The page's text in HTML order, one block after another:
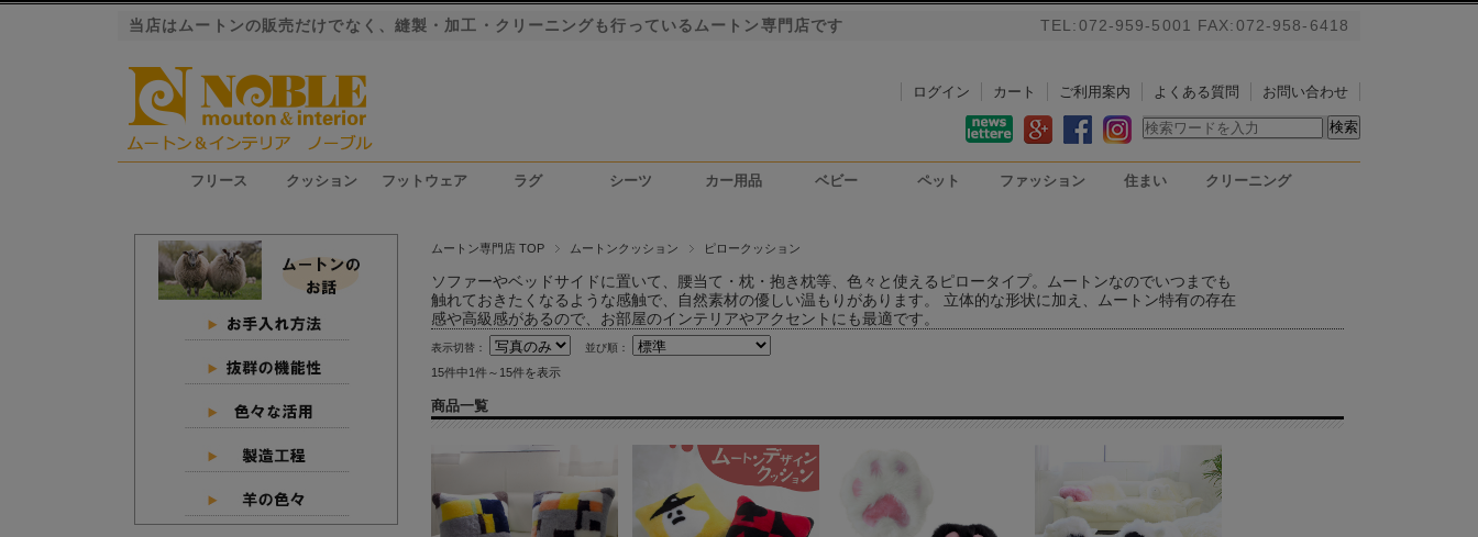
当店はムートンの販売だけでなく、縫製・加工・クリーニングも行っているムートン専門店です TEL:072-959-5001 FAX:072-958-6418
お問い合わせ
よくある質問
ご利用案内
カート
ログイン
フリース クッション フットウェア ラグ シーツ カー用品
洗車用ハンドモップ
カーインテリア
シートカバー
ベビー ペット ファッション 住まい クリーニング
ムートン専門店 TOP ムートンクッション ピロークッション
ソファーやベッドサイドに置いて、腰当て・枕・抱き枕等、色々と使えるピロータイプ。ムートンなのでいつまでも
触れておきたくなるような感触で、自然素材の優しい温もりがあります。 立体的な形状に加え、ムートン特有の存在
感や高級感があるので、お部屋のインテリアやアクセントにも最適です。
表示切替： 並び順：
15件中1件～15件を表示
商品一覧